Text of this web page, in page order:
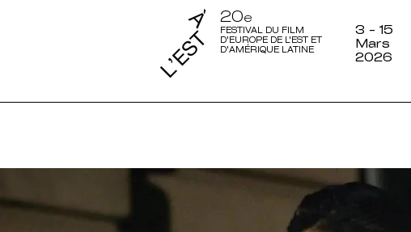
20e
FESTIVAL DU FILM
D'EUROPE DE L'EST ET
D'AMÉRIQUE LATINE
3 - 15
Mars
2026